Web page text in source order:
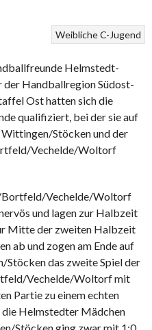
Weibliche C-Jugend
Helmstedt-
Handballregion Südost-
Ost hatten sich die
qualifiziert, bei der sie auf
Stöcken und der
Vechelde/Woltorf
Bortfeld/Vechelde/Woltorf
und lagen zur Halbzeit
Mitte der zweiten Halbzeit
ab und zogen am Ende auf
Stöcken das zweite Spiel der
Vechelde/Woltorf mit
Partie zu einem echten
die Helmstedter Mädchen
Stöcken ging zwar mit 1:0